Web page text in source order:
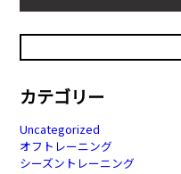
カテゴリー
Uncategorized
オフトレーニング
シーズントレーニング